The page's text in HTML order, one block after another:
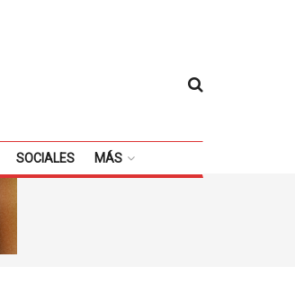
SOCIALES MÁS